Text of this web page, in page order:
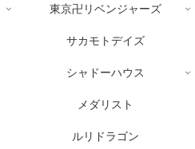
東京卍リベンジャーズ
サカモトデイズ
シャドーハウス
メダリスト
ルリドラゴン